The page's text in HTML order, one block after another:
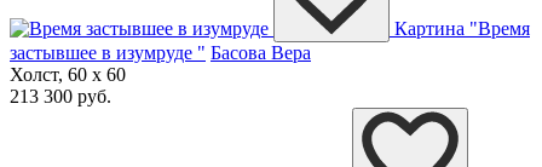
Картина "Время
застывшее в изумруде " Басова Вера
Холст, 60 x 60
213 300 руб.